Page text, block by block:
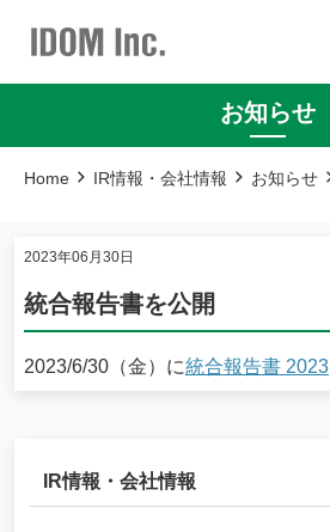
お知らせ
Home IR情報・会社情報 お知らせ
2023年06月30日
統合報告書を公開
2023/6/30（金）に統合報告書 2023
IR情報・会社情報